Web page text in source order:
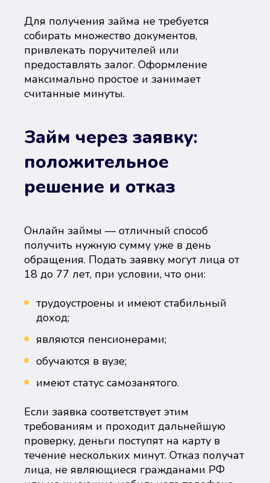
Для получения займа не требуется
собирать множество документов,
привлекать поручителей или
предоставлять залог. Оформление
максимально простое и занимает
считанные минуты.
Займ через заявку:
положительное
решение и отказ
Онлайн займы — отличный способ
получить нужную сумму уже в день
обращения. Подать заявку могут лица от
18 до 77 лет, при условии, что они:
трудоустроены и имеют стабильный
доход;
являются пенсионерами;
обучаются в вузе;
имеют статус самозанятого.
Если заявка соответствует этим
требованиям и проходит дальнейшую
проверку, деньги поступят на карту в
течение нескольких минут. Отказ получат
лица, не являющиеся гражданами РФ